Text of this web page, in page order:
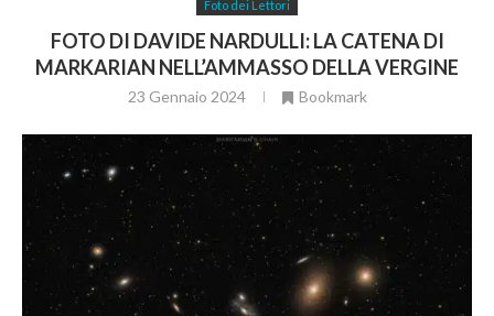
Foto dei Lettori
FOTO DI DAVIDE NARDULLI: LA CATENA DI
MARKARIAN NELL’AMMASSO DELLA VERGINE
23 Gennaio 2024 Bookmark